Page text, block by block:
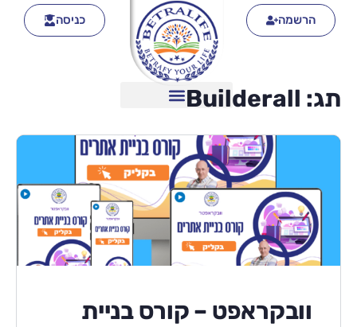
הרשמה כניסה
תג: Builderall
וובקראפט – קורס בניית